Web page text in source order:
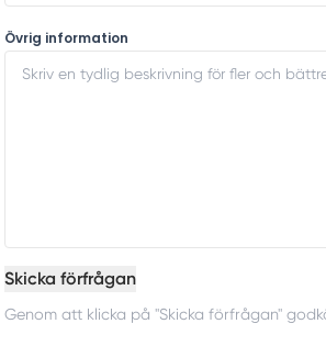
Övrig information
Skicka förfrågan
Genom att klicka på "Skicka förfrågan"